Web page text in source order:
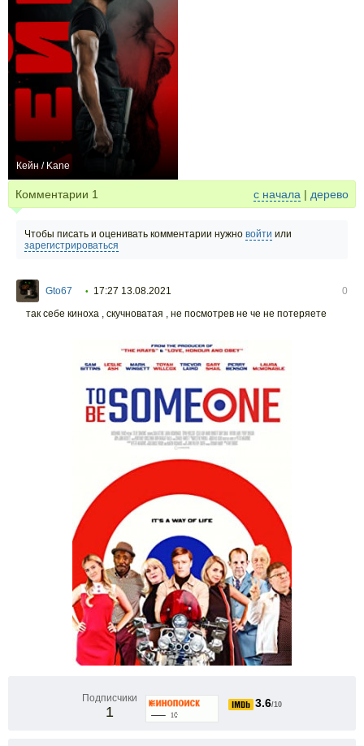
Кейн / Kane
Комментарии 1 с начала | дерево
Чтобы писать и оценивать комментарии нужно войти или
зарегистрироваться
Gto67 • 17:27 13.08.2021
0
так себе киноха , скучноватая , не посмотрев не че не потеряете
Подписчики
1
3.6/10